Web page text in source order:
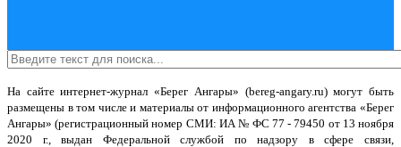
На сайте интернет-журнал«Берег Ангары» (bereg-angary.ru) могут быть
размещены в том числеи материалы от информационного агентства «Берег
Ангары» (регистрационный номер СМИ: ИА № ФС 77 - 79450 от 13 ноября
2020 г., выдан Федеральной службой по надзору в сфере связи,